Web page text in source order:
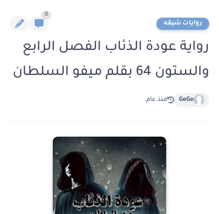
روايات شيقه
0
رواية عودة الذئاب الفصل الرابع
والستون 64 بقلم ميفو السلطان
GeGe منذ عام